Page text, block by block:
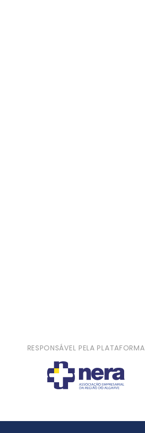
RESPONSÁVEL PELA PLATAFORMA